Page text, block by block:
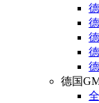
德国